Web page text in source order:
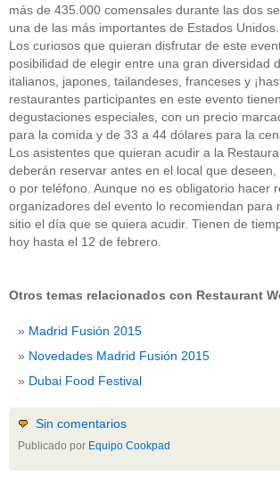
más de 435.000 comensales durante las dos
una de las más importantes de Estados Unidos.
Los curiosos que quieran disfrutar de este
posibilidad de elegir entre una gran diversidad
italianos, japones, tailandeses, franceses y
restaurantes participantes en este evento
degustaciones especiales, con un precio
para la comida y de 33 a 44 dólares para la
Los asistentes que quieran acudir a la
deberán reservar antes en el local que
o por teléfono. Aunque no es obligatorio hacer
organizadores del evento lo recomiendan para
sitio el día que se quiera acudir. Tienen de
hoy hasta el 12 de febrero.
Otros temas relacionados con Restaurant
Madrid Fusión 2015
Novedades Madrid Fusión 2015
Dubai Food Festival
Sin comentarios
Publicado por Equipo Cookpad